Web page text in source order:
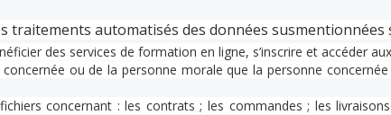
traitements automatisés des données susmentionnées
des services de formation en ligne, s’inscrire et accéder
ou de la personne morale que la personne
concernant : les contrats ; les commandes ; les